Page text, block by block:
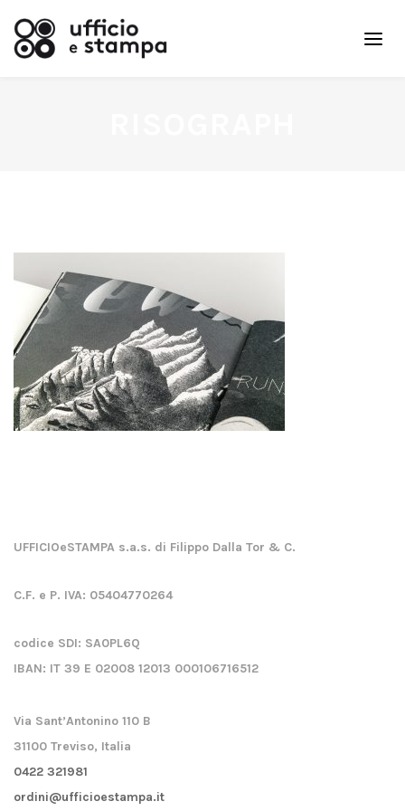
UFFICIOeSTAMPA s.a.s. di Filippo Dalla Tor & C.
C.F. e P. IVA: 05404770264
codice SDI: SA0PL6Q
IBAN: IT 39 E 02008 12013 000106716512
Via Sant’Antonino 110 B
31100 Treviso, Italia
0422 321981
ordini@ufficioestampa.it